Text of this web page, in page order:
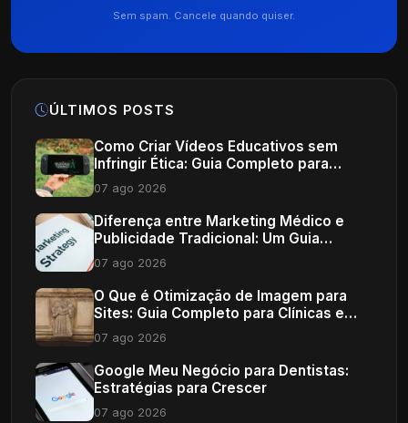
Sem spam. Cancele quando quiser.
ÚLTIMOS POSTS
Como Criar Vídeos Educativos sem
Infringir Ética: Guia Completo para
Profissionais de Saúde
07 ago 2026
Diferença entre Marketing Médico e
Publicidade Tradicional: Um Guia
Completo
07 ago 2026
O Que é Otimização de Imagem para
Sites: Guia Completo para Clínicas e
Consultórios
07 ago 2026
Google Meu Negócio para Dentistas:
Estratégias para Crescer
07 ago 2026